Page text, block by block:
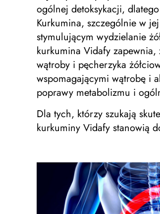
ogólnej detoksykacji,
Kurkumina, szczególnie w
stymulującym wydzielanie
kurkumina Vidafy
wątroby i pęcherzyka
wspomagającymi wątrobę i
poprawy metabolizmu i
Dla tych, którzy szukają
kurkuminy Vidafy stanowią